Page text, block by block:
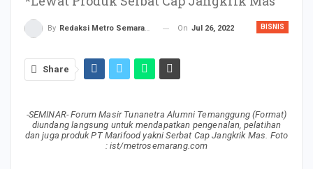
BISNIS
By Redaksi Metro Semarang On Jul 26, 2022
Share
-SEMINAR- Forum Masir Tunanetra Alumni Temanggung (Format)
diundang langsung untuk mendapatkan pengenalan, pelatihan
dan juga produk PT Marifood yakni Serbat Cap Jangkrik Mas. Foto
: ist/metrosemarang.com